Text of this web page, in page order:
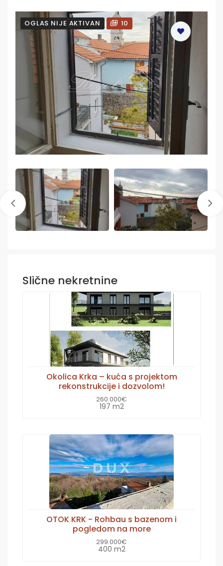
OGLAS NIJE AKTIVAN 10
Slične nekretnine
Okolica Krka – kuća s projektom
rekonstrukcije i dozvolom!
260.000€
197 m2
OTOK KRK - Rohbau s bazenom i
pogledom na more
299.000€
400 m2